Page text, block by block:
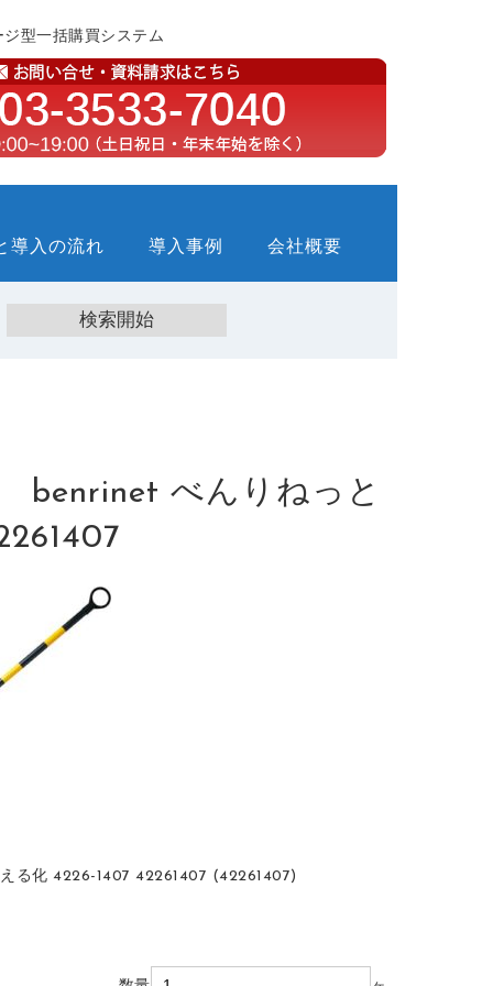
型一括購買システム
導入の流れ 導入事例 会社概要
べんりねっと
る化 4226-1407 42261407 (42261407)